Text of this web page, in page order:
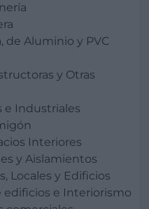
de Aluminio y PVC
y Otras
e Industriales
Interiores
y Aislamientos
Locales y Edificios
edificios e Interiorismo